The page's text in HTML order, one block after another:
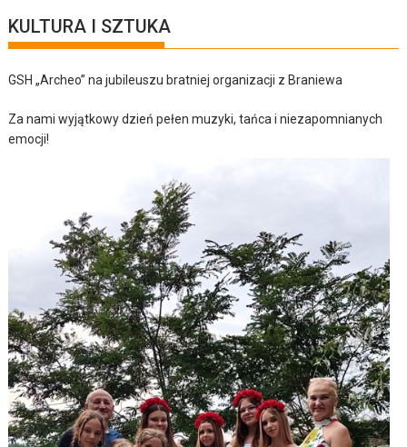
KULTURA I SZTUKA
GSH „Archeo” na jubileuszu bratniej organizacji z Braniewa
Za nami wyjątkowy dzień pełen muzyki, tańca i niezapomnianych
emocji!